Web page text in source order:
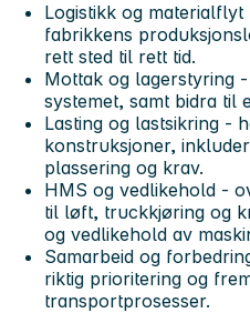
Logistikk og materialflyt
fabrikkens
rett sted til rett tid.
Mottak og lagerstyring
systemet, samt bidra til
Lasting og lastsikring -
konstruksjoner,
plassering og krav.
HMS og vedlikehold -
til løft, truckkjøring og
og vedlikehold av
Samarbeid og
riktig prioritering og
transportprosesser.